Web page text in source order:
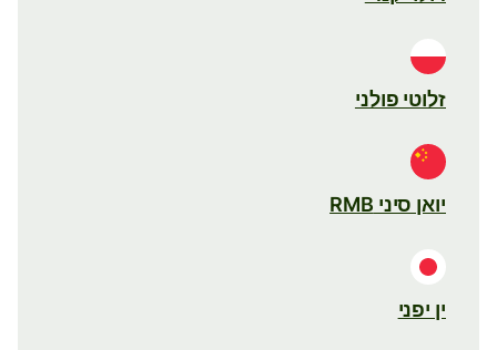
זלוטי פולני
יואן סיני RMB
ין יפני